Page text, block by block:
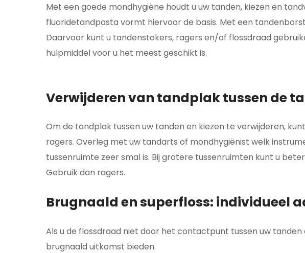
Met een goede mondhygiëne houdt u uw tanden, kiezen en
fluoridetandpasta vormt hiervoor de basis. Met een
Daarvoor kunt u tandenstokers, ragers en/of flossdraad
hulpmiddel voor u het meest geschikt is.
Verwijderen van tandplak tussen de
Om de tandplak tussen uw tanden en kiezen te verwijderen,
ragers. Overleg met uw tandarts of mondhygiënist welk
tussenruimte zeer smal is. Bij grotere tussenruimten kunt u
Gebruik dan ragers.
Brugnaald en superfloss: individueel
Als u de flossdraad niet door het contactpunt tussen uw
brugnaald uitkomst bieden.